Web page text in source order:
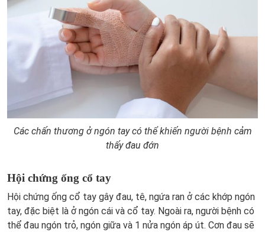
Các chấn thương ở ngón tay có thể khiến người bệnh cảm
thấy đau đớn
Hội chứng ống cổ tay
Hội chứng ống cổ tay gây đau, tê, ngứa ran ở các khớp ngón
tay, đặc biệt là ở ngón cái và cổ tay. Ngoài ra, người bệnh có
thể đau ngón trỏ, ngón giữa và 1 nửa ngón áp út. Cơn đau sẽ